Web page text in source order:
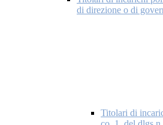
di direzione o di
Titolari di